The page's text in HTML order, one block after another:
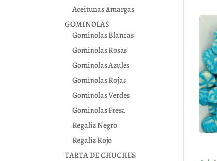
Aceitunas Amargas
GOMINOLAS
Gominolas Blancas
Gominolas Rosas
Gominolas Azules
Gominolas Rojas
Gominolas Verdes
Gominolas Fresa
Regaliz Negro
Regaliz Rojo
TARTA DE CHUCHES